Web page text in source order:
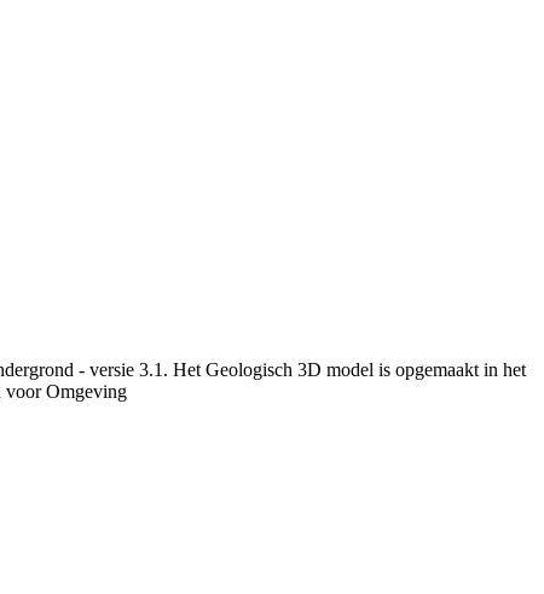
- versie 3.1. Het Geologisch 3D model is opgemaakt in het
voor Omgeving